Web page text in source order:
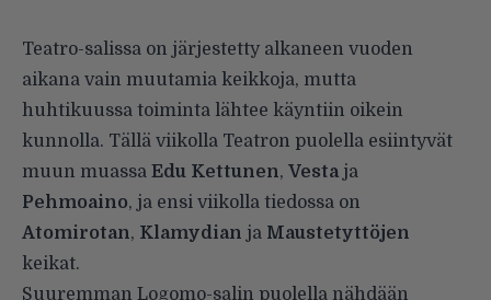
Teatro-salissa on järjestetty alkaneen vuoden
aikana vain muutamia keikkoja, mutta
huhtikuussa toiminta lähtee käyntiin oikein
kunnolla. Tällä viikolla Teatron puolella esiintyvät
muun muassa Edu Kettunen, Vesta ja
Pehmoaino, ja ensi viikolla tiedossa on
Atomirotan, Klamydian ja Maustetyttöjen
keikat.
Suuremman Logomo-salin puolella nähdään